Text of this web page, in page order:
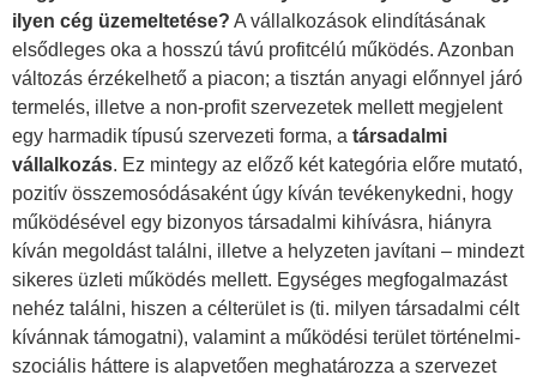
ilyen cég üzemeltetése? A vállalkozások elindításának
elsődleges oka a hosszú távú profitcélú működés. Azonban
változás érzékelhető a piacon; a tisztán anyagi előnnyel járó
termelés, illetve a non-profit szervezetek mellett megjelent
egy harmadik típusú szervezeti forma, a társadalmi
vállalkozás. Ez mintegy az előző két kategória előre mutató,
pozitív összemosódásaként úgy kíván tevékenykedni, hogy
működésével egy bizonyos társadalmi kihívásra, hiányra
kíván megoldást találni, illetve a helyzeten javítani – mindezt
sikeres üzleti működés mellett. Egységes megfogalmazást
nehéz találni, hiszen a célterület is (ti. milyen társadalmi célt
kívánnak támogatni), valamint a működési terület történelmi-
szociális háttere is alapvetően meghatározza a szervezet